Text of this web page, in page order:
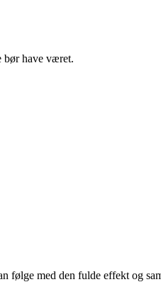
bør have været.
følge med den fulde effekt og